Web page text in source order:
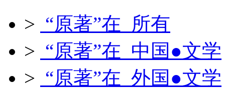
> “原著”在 所有
> “原著”在 中国●文学
> “原著”在 外国●文学